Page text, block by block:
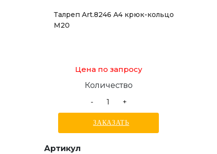
Талреп Art.8246 A4 крюк-кольцо
М20
Цена по запросу
Количество
-
+
ЗАКАЗАТЬ
Артикул